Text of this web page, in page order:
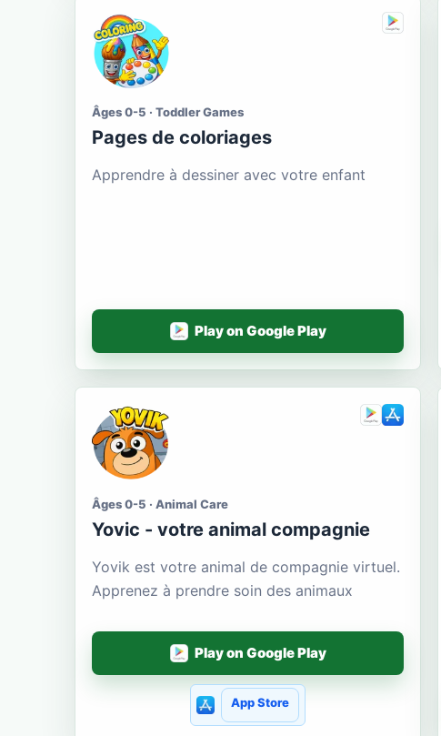
Âges 0-5 · Toddler Games
Pages de coloriages
Apprendre à dessiner avec votre enfant
Play on Google Play
Âges 0-5 · Animal Care
Yoviс - votre animal compagnie
Yovik est votre animal de compagnie virtuel.
Apprenez à prendre soin des animaux
Play on Google Play
App Store